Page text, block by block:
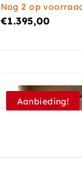
Nog 2 op
€1.395,00
Aanbieding!